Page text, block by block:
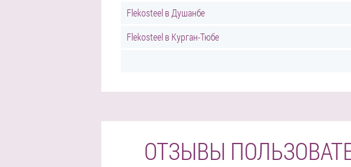
Flekosteel в Душанбе
Flekosteel в Курган-Тюбе
ОТЗЫВЫ